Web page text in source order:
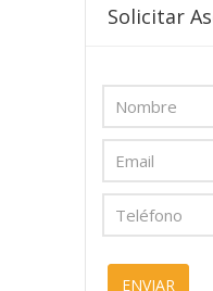
Solicitar
ENVIAR